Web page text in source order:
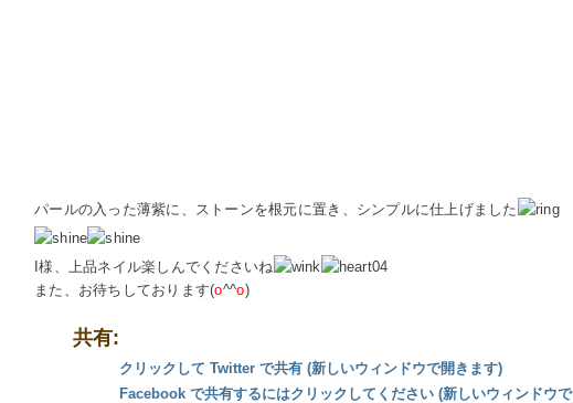
パールの入った薄紫に、ストーンを根元に置き、シンプルに仕上げました
I様、上品ネイル楽しんでくださいね
また、お待ちしております(o^^o)
共有:
クリックして Twitter で共有 (新しいウィンドウで開きます)
Facebook で共有するにはクリックしてください (新しいウィンドウで